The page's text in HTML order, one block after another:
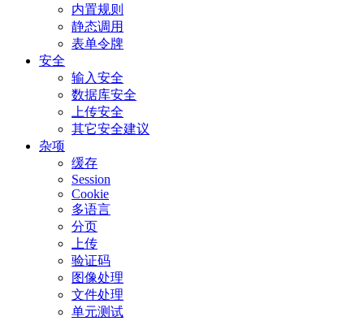
内置规则
静态调用
表单令牌
安全
输入安全
数据库安全
上传安全
其它安全建议
杂项
缓存
Session
Cookie
多语言
分页
上传
验证码
图像处理
文件处理
单元测试